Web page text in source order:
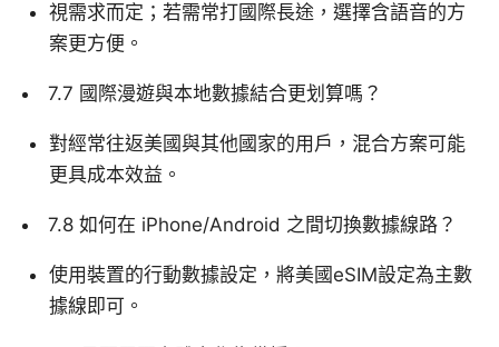
視需求而定；若需常打國際長途，選擇含語音的方
案更方便。
7.7 國際漫遊與本地數據結合更划算嗎？
對經常往返美國與其他國家的用戶，混合方案可能
更具成本效益。
7.8 如何在 iPhone/Android 之間切換數據線路？
使用裝置的行動數據設定，將美國eSIM設定為主數
據線即可。